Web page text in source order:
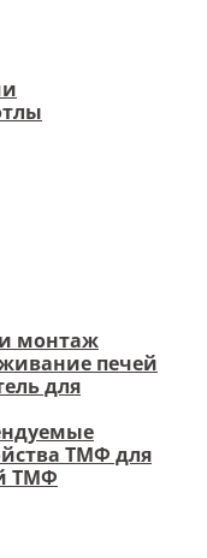
монтаж
печей
для
ТМФ для
ТМФ